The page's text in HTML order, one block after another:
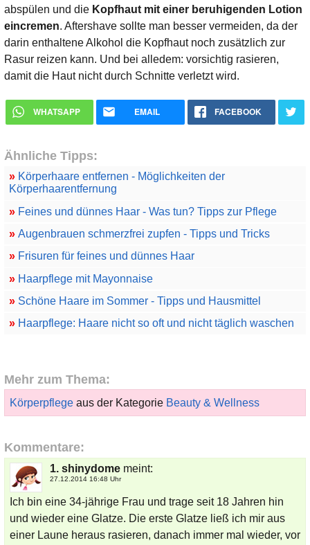
abspülen und die Kopfhaut mit einer beruhigenden Lotion
eincremen. Aftershave sollte man besser vermeiden, da der
darin enthaltene Alkohol die Kopfhaut noch zusätzlich zur
Rasur reizen kann. Und bei alledem: vorsichtig rasieren,
damit die Haut nicht durch Schnitte verletzt wird.
WHATSAPP EMAIL FACEBOOK
Ähnliche Tipps:
»Körperhaare entfernen - Möglichkeiten der
Körperhaarentfernung
»Feines und dünnes Haar - Was tun? Tipps zur Pflege
»Augenbrauen schmerzfrei zupfen - Tipps und Tricks
»Frisuren für feines und dünnes Haar
»Haarpflege mit Mayonnaise
»Schöne Haare im Sommer - Tipps und Hausmittel
»Haarpflege: Haare nicht so oft und nicht täglich waschen
Mehr zum Thema:
Körperpflegeaus der Kategorie Beauty & Wellness
Kommentare:
1. shinydomemeint:
27.12.2014 16:48 Uhr
Ich bin eine 34-jährige Frau und trage seit 18 Jahren hin
und wieder eine Glatze. Die erste Glatze ließ ich mir aus
einer Laune heraus rasieren, danach immer mal wieder, vor